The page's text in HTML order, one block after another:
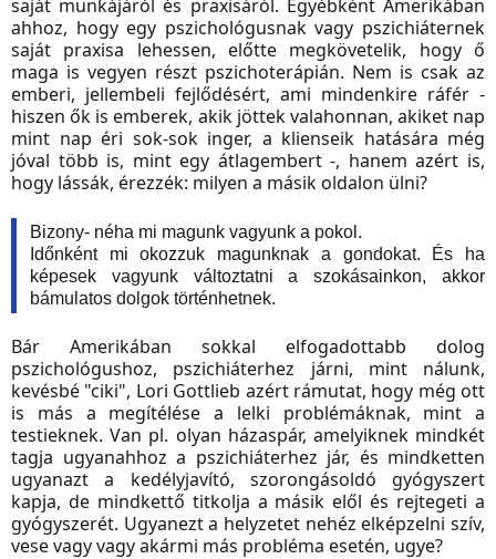
saját munkájáról és praxisáról. Egyébként Amerikában
ahhoz, hogy egy pszichológusnak vagy pszichiáternek
saját praxisa lehessen, előtte megkövetelik, hogy ő
maga is vegyen részt pszichoterápián. Nem is csak az
emberi, jellembeli fejlődésért, ami mindenkire ráfér -
hiszen ők is emberek, akik jöttek valahonnan, akiket nap
mint nap éri sok-sok inger, a klienseik hatására még
jóval több is, mint egy átlagembert -, hanem azért is,
hogy lássák, érezzék: milyen a másik oldalon ülni?
Bizony- néha mi magunk vagyunk a pokol.
Időnként mi okozzuk magunknak a gondokat. És ha
képesek vagyunk változtatni a szokásainkon, akkor
bámulatos dolgok történhetnek.
Bár Amerikában sokkal elfogadottabb dolog
pszichológushoz, pszichiáterhez járni, mint nálunk,
kevésbé "ciki", Lori Gottlieb azért rámutat, hogy még ott
is más a megítélése a lelki problémáknak, mint a
testieknek. Van pl. olyan házaspár, amelyiknek mindkét
tagja ugyanahhoz a pszichiáterhez jár, és mindketten
ugyanazt a kedélyjavító, szorongásoldó gyógyszert
kapja, de mindkettő titkolja a másik elől és rejtegeti a
gyógyszerét. Ugyanezt a helyzetet nehéz elképzelni szív,
vese vagy vagy akármi más probléma esetén, ugye?